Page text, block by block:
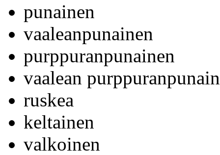
punainen
vaaleanpunainen
purppuranpunainen
vaalean
ruskea
keltainen
valkoinen